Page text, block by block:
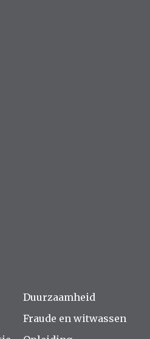
Duurzaamheid
Fraude en witwassen